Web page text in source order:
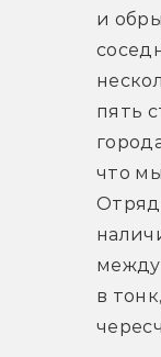
и
пять
что
между
в